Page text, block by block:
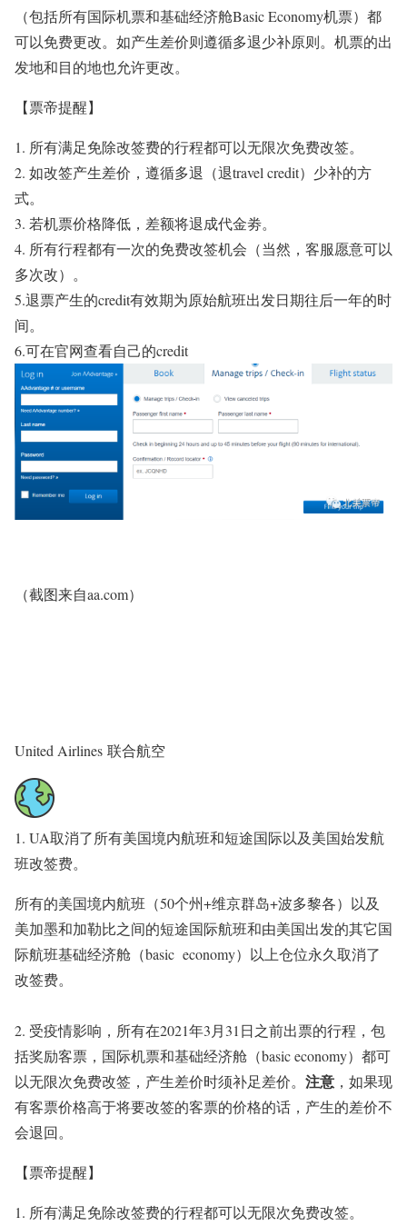
（包括所有国际机票和基础经济舱Basic Economy机票）都
可以免费更改。如产生差价则遵循多退少补原则。机票的出
发地和目的地也允许更改。
【票帝提醒】
1. 所有满足免除改签费的行程都可以无限次免费改签。
2. 如改签产生差价，遵循多退（退travel credit）少补的方
式。
3. 若机票价格降低，差额将退成代金劵。
4. 所有行程都有一次的免费改签机会（当然，客服愿意可以
多次改）。
5.退票产生的credit有效期为原始航班出发日期往后一年的时
间。
6.可在官网查看自己的credit
（截图来自aa.com）
United Airlines 联合航空
1. UA取消了所有美国境内航班和短途国际以及美国始发航
班改签费。
所有的美国境内航班（50个州+维京群岛+波多黎各）以及
美加墨和加勒比之间的短途国际航班和由美国出发的其它国
际航班基础经济舱（basic economy）以上仓位永久取消了
改签费。
2. 受疫情影响，所有在2021年3月31日之前出票的行程，包
括奖励客票，国际机票和基础经济舱（basic economy）都可
以无限次免费改签，产生差价时须补足差价。 注意 ，如果现
有客票价格高于将要改签的客票的价格的话，产生的差价不
会退回。
【票帝提醒】
1. 所有满足免除改签费的行程都可以无限次免费改签。